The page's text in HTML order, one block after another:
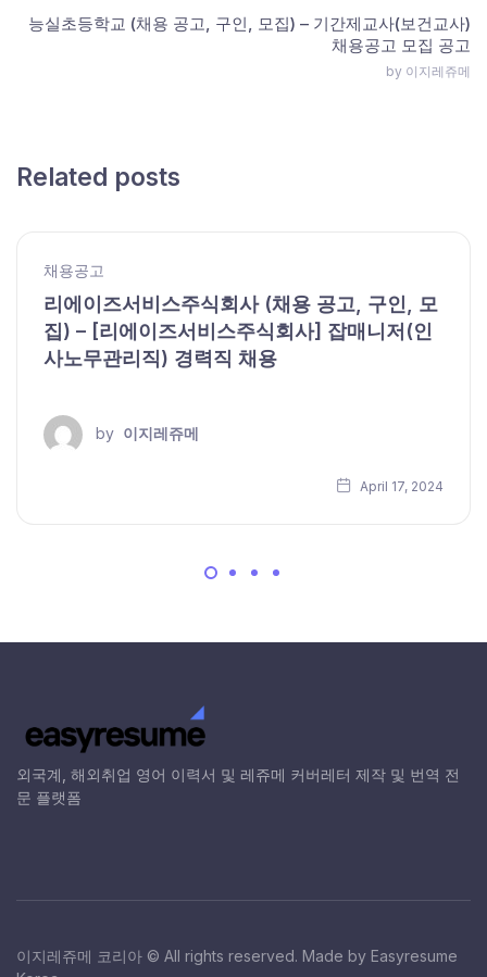
능실초등학교 (채용 공고, 구인, 모집) – 기간제교사(보건교사)
채용공고 모집 공고
by 이지레쥬메
Related posts
채용공고
리에이즈서비스주식회사 (채용 공고, 구인, 모
집) – [리에이즈서비스주식회사] 잡매니저(인
사노무관리직) 경력직 채용
by 이지레쥬메
April 17, 2024
외국계, 해외취업 영어 이력서 및 레쥬메 커버레터 제작 및 번역 전
문 플랫폼
이지레쥬메 코리아 © All rights reserved. Made by Easyresume